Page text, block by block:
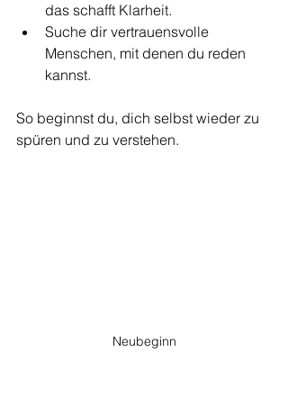
das schafft Klarheit.
Suche dir vertrauensvolle
Menschen, mit denen du reden
kannst.
So beginnst du, dich selbst wieder zu
spüren und zu verstehen.
Neubeginn